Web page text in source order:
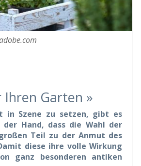
Ihren Garten »
in Szene zu setzen, gibt es
Hand, dass die Wahl der
Teil zu der Anmut des
diese ihre volle Wirkung
ganz besonderen antiken